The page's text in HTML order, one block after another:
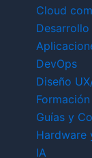
Cloud
DevOps
Diseño
Guías y
Hardware
IA